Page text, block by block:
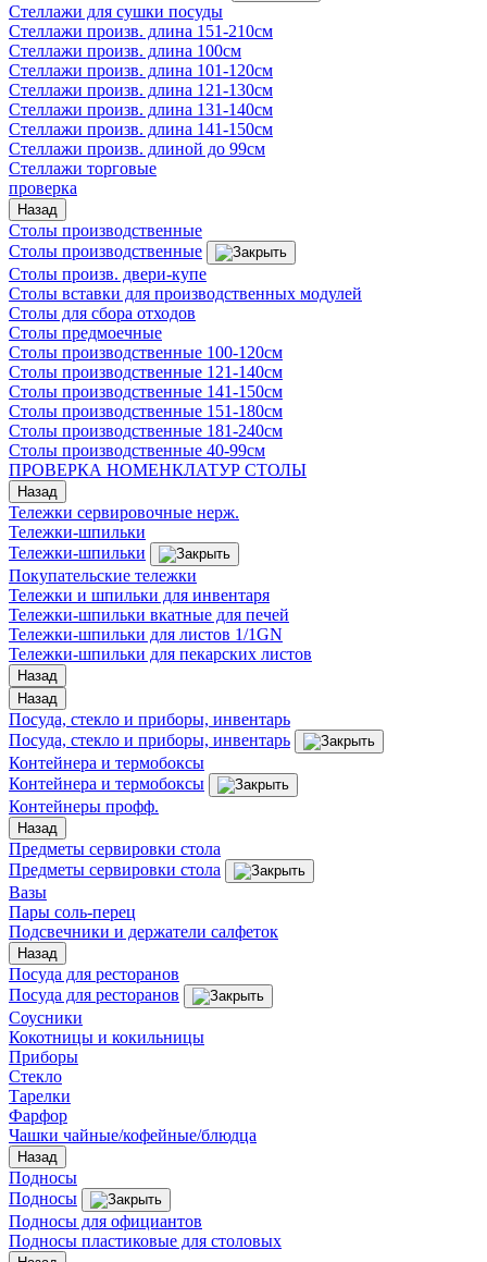
Стеллажи для сушки посуды
Стеллажи произв. длина 151-210см
Стеллажи произв. длина 100см
Стеллажи произв. длина 101-120см
Стеллажи произв. длина 121-130см
Стеллажи произв. длина 131-140см
Стеллажи произв. длина 141-150см
Стеллажи произв. длиной до 99см
Стеллажи торговые
проверка
Назад
Столы производственные
Столы производственные
Столы произв. двери-купе
Столы вставки для производственных модулей
Столы для сбора отходов
Столы предмоечные
Столы производственные 100-120см
Столы производственные 121-140см
Столы производственные 141-150см
Столы производственные 151-180см
Столы производственные 181-240см
Столы производственные 40-99см
ПРОВЕРКА НОМЕНКЛАТУР СТОЛЫ
Назад
Тележки сервировочные нерж.
Тележки-шпильки
Тележки-шпильки
Покупательские тележки
Тележки и шпильки для инвентаря
Тележки-шпильки вкатные для печей
Тележки-шпильки для листов 1/1GN
Тележки-шпильки для пекарских листов
Назад
Назад
Посуда, стекло и приборы, инвентарь
Посуда, стекло и приборы, инвентарь
Контейнера и термобоксы
Контейнера и термобоксы
Контейнеры профф.
Назад
Предметы сервировки стола
Предметы сервировки стола
Вазы
Пары соль-перец
Подсвечники и держатели салфеток
Назад
Посуда для ресторанов
Посуда для ресторанов
Соусники
Кокотницы и кокильницы
Приборы
Стекло
Тарелки
Фарфор
Чашки чайные/кофейные/блюдца
Назад
Подносы
Подносы
Подносы для официантов
Подносы пластиковые для столовых